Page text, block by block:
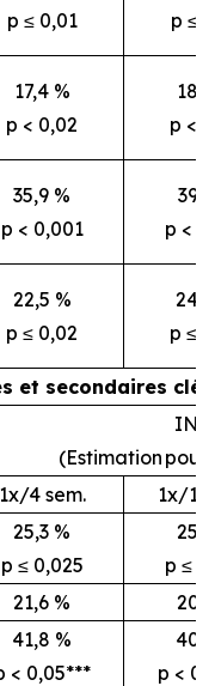
p ≤ 0,01
p ≤
17,4 %
p < 0,02
p <
35,9 %
p < 0,001
p <
22,5 %
p ≤ 0,02
p ≤
et secondaires clés
(Estimation pour
1x/4 sem.
1x/12
25,3 %
p ≤ 0,025
p ≤
21,6 %
41,8 %
< 0,05***
p <